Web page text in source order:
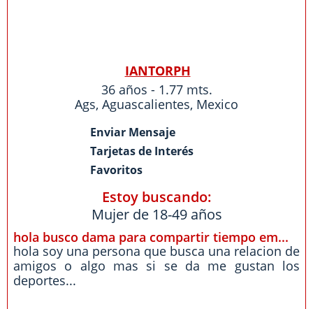
IANTORPH
36 años - 1.77 mts.
Ags, Aguascalientes, Mexico
Enviar Mensaje
Tarjetas de Interés
Favoritos
Estoy buscando:
Mujer de 18-49 años
hola busco dama para compartir tiempo em...
hola soy una persona que busca una relacion de
amigos o algo mas si se da me gustan los
deportes...